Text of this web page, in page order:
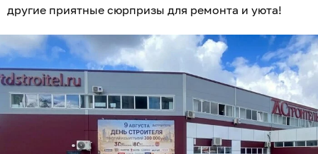
другие приятные сюрпризы для ремонта и уюта!